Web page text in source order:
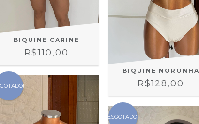
BIQUINE CARINE
R$110,00
BIQUINE NORONHA
R$128,00
ESGOTADO!